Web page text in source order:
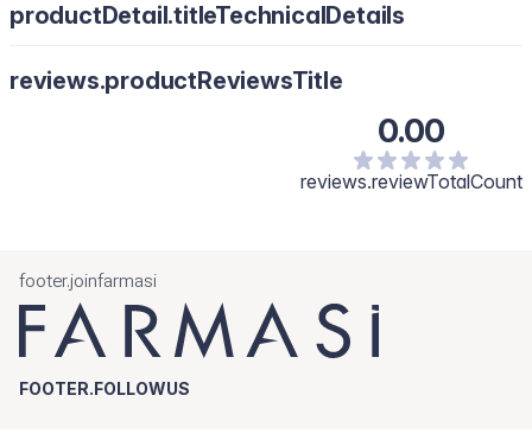
productDetail.titleTechnicalDetails
reviews.productReviewsTitle
0.00
reviews.reviewTotalCount
footer.joinfarmasi
FOOTER.FOLLOWUS